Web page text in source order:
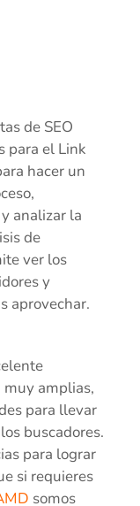
de SEO
para el Link
hacer un
analizar la
de
ver los
y
aprovechar.
amplias,
para llevar
buscadores.
para lograr
si requieres
somos